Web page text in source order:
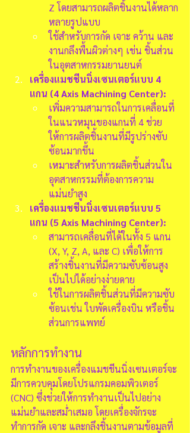
Z โดยสามารถผลิตชิ้นงานได้หลาก
หลายรูปแบบ
ใช้สำหรับการกัด เจาะ คว้าน และ
งานกลึงพื้นผิวต่างๆ เช่น ชิ้นส่วน
ในอุตสาหกรรมยานยนต์
เครื่องแมชชีนนิ่งเซนเตอร์แบบ 4
แกน (4 Axis Machining Center):
เพิ่มความสามารถในการเคลื่อนที่
ในแนวหมุนของแกนที่ 4 ช่วย
ให้การผลิตชิ้นงานที่มีรูปร่างซับ
ซ้อนมากขึ้น
เหมาะสำหรับการผลิตชิ้นส่วนใน
อุตสาหกรรมที่ต้องการความ
แม่นยำสูง
เครื่องแมชชีนนิ่งเซนเตอร์แบบ 5
แกน (5 Axis Machining Center):
สามารถเคลื่อนที่ได้ในทั้ง 5 แกน
(X, Y, Z, A, และ C) เพื่อให้การ
สร้างชิ้นงานที่มีความซับซ้อนสูง
เป็นไปได้อย่างง่ายดาย
ใช้ในการผลิตชิ้นส่วนที่มีความซับ
ซ้อนเช่น ใบพัดเครื่องบิน หรือชิ้น
ส่วนการแพทย์
หลักการทำงาน
การทำงานของเครื่องแมชชีนนิ่งเซนเตอร์จะ
มีการควบคุมโดยโปรแกรมคอมพิวเตอร์
(CNC) ซึ่งช่วยให้การทำงานเป็นไปอย่าง
แม่นยำและสม่ำเสมอ โดยเครื่องจักรจะ
ทำการกัด เจาะ และกลึงชิ้นงานตามข้อมูลที่